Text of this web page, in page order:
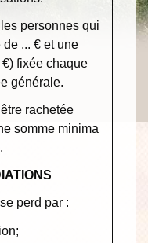
personnes qui
... € et une
fixée chaque
générale.
rachetée
somme minima
perd par :